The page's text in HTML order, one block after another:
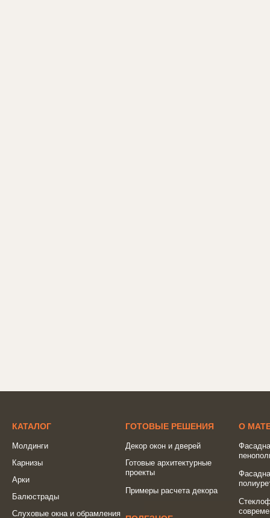
КАТАЛОГ
Молдинги
Карнизы
Арки
Балюстрады
Слуховые окна и обрамления
ГОТОВЫЕ РЕШЕНИЯ
Декор окон и дверей
Готовые архитектурные
проекты
Примеры расчета декора
О